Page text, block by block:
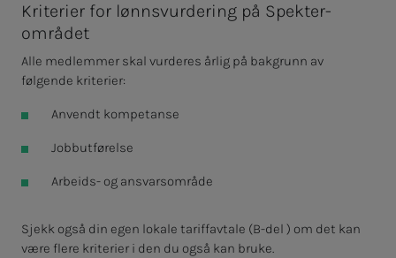
Kriterier for lønnsvurdering på Spekter-
området
Alle medlemmer skal vurderes årlig på bakgrunn av
følgende kriterier:
Anvendt kompetanse
Jobbutførelse
Arbeids- og ansvarsområde
Sjekk også din egen lokale tariffavtale (B-del ) om det kan
være flere kriterier i den du også kan bruke.